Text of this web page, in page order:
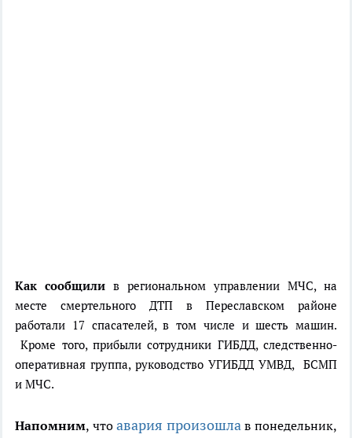
Как сообщили в региональном управлении МЧС, на
месте смертельного ДТП в Переславском районе
работали 17 спасателей, в том числе и шесть машин.
Кроме того, прибыли сотрудники ГИБДД, следственно-
оперативная группа, руководство УГИБДД УМВД, БСМП
и МЧС.
Напомним, чтоавария произошлав понедельник,